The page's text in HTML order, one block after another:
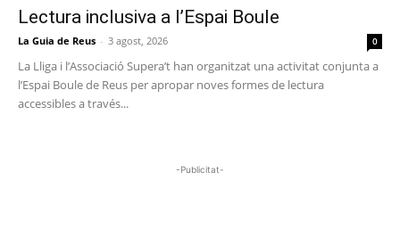
Lectura inclusiva a l’Espai Boule
La Guia de Reus - 3 agost, 2026 0
La Lliga i l’Associació Supera’t han organitzat una activitat conjunta a
l’Espai Boule de Reus per apropar noves formes de lectura
accessibles a través...
-Publicitat-